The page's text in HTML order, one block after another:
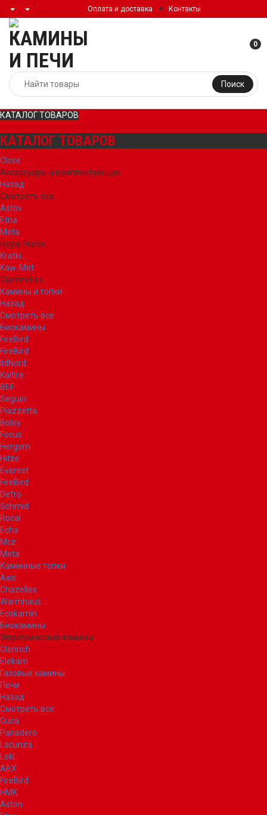
Оплата и доставка Контакты
Поиск
0
КАТАЛОГ ТОВАРОВ
КАТАЛОГ ТОВАРОВ
Close
Аксессуары и комплектующие
Назад
Смотреть все
Astov
Etna
Meta
Royal Flame
Kratki
Kaw-Met
Glamm Fire
Камины и топки
Назад
Смотреть все
Биокамины
FireBird
FireBird
IldNord
Kalfire
BEF
Seguin
Piazzetta
Boley
Focus
Hergom
Hitze
Everest
FireBird
Defro
Schmid
Rocal
Echa
Mcz
Meta
Каминные топки
Axis
Chazelles
Warmhaus
Ecokamin
Биокамины
Электрические камины
Glenrich
Elekam
Газовые камины
Печи
Назад
Смотреть все
Guca
Panadero
Lacunza
Loki
ABX
FireBird
НМК
Aston